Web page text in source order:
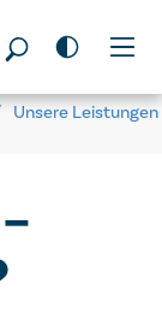
Unsere Leistungen